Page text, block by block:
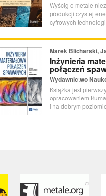
Wyścig o metale
produkcji czystej
cyfrowych
Marek Blicharski,
Inżynieria
połączeń
Wydawnictwo
Książka jest
opracowaniem
i na dobrym